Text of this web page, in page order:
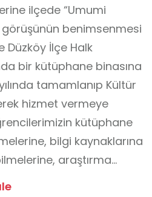
ilçede “Umumi
görüşünün benimsenmesi
Düzköy İlçe Halk
bir kütüphane binasına
tamamlanıp Kültür
hizmet vermeye
kütüphane
bilgi kaynaklarına
araştırma
görebilmelerine ve